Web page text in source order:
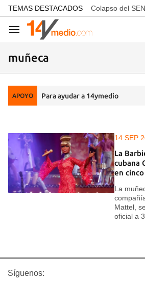
common.go-to-content
TEMAS DESTACADOS Colapso del SEN
Navegación
muñeca
APOYO Para ayudar a 14ymedio
14 SEP
La
cubana
en
La
Mattel,
oficial a
Síguenos: